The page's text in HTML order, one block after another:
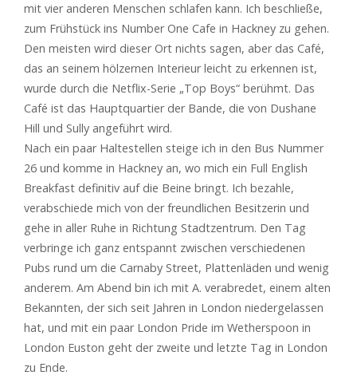
mit vier anderen Menschen schlafen kann. Ich beschließe,
zum Frühstück ins Number One Cafe in Hackney zu gehen.
Den meisten wird dieser Ort nichts sagen, aber das Café,
das an seinem hölzernen Interieur leicht zu erkennen ist,
wurde durch die Netflix-Serie „Top Boys“ berühmt. Das
Café ist das Hauptquartier der Bande, die von Dushane
Hill und Sully angeführt wird.
Nach ein paar Haltestellen steige ich in den Bus Nummer
26 und komme in Hackney an, wo mich ein Full English
Breakfast definitiv auf die Beine bringt. Ich bezahle,
verabschiede mich von der freundlichen Besitzerin und
gehe in aller Ruhe in Richtung Stadtzentrum. Den Tag
verbringe ich ganz entspannt zwischen verschiedenen
Pubs rund um die Carnaby Street, Plattenläden und wenig
anderem. Am Abend bin ich mit A. verabredet, einem alten
Bekannten, der sich seit Jahren in London niedergelassen
hat, und mit ein paar London Pride im Wetherspoon in
London Euston geht der zweite und letzte Tag in London
zu Ende.